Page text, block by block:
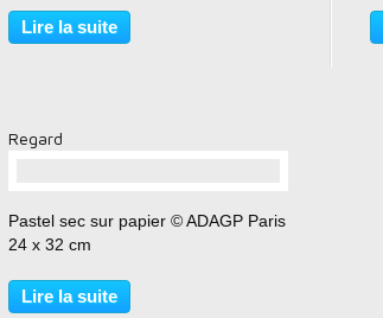
Lire la suite
Regard
Pastel sec sur papier © ADAGP Paris
24 x 32 cm
Lire la suite